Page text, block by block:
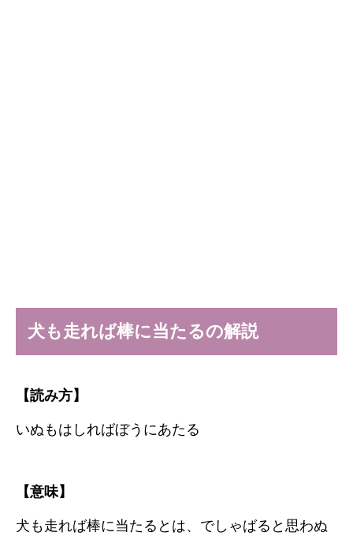
犬も走れば棒に当たるの解説
【読み方】
いぬもはしればぼうにあたる
【意味】
犬も走れば棒に当たるとは、でしゃばると思わぬ